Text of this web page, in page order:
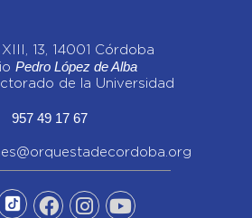
13, 14001 Córdoba
Pedro López de Alba
de la Universidad
957 49 17 67